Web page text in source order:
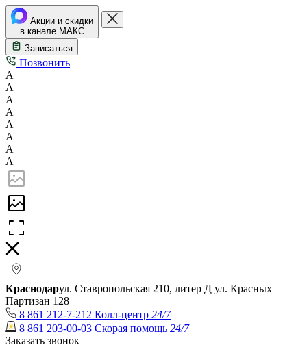
Акции и скидки
в канале МАКС
Записаться
Позвонить
А
А
А
А
А
А
А
А
Краснодарул. Ставропольская 210, литер Д ул. Красных
Партизан 128
8 861 212-7-212 Колл-центр 24/7
8 861 203-00-03 Скорая помощь 24/7
Заказать звонок